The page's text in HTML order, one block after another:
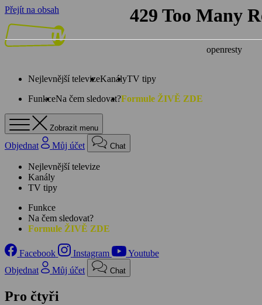
Přejít na obsah
Nejlevnější televizeKanályTV tipy
FunkceNa čem sledovat?Formule ŽIVĚ ZDE
Zobrazit menu
Objednat Můj účet Chat
Nejlevnější televize
Kanály
TV tipy
Funkce
Na čem sledovat?
Formule ŽIVĚ ZDE
Facebook Instagram
Youtube
Objednat
Můj účet Chat
Pro čtyři